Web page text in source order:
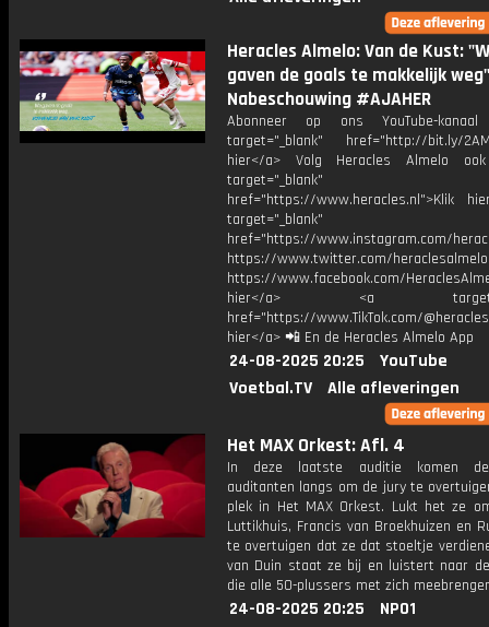
Heracles Almelo: Van de Kust:
gaven de goals te makkelijk
Nabeschouwing #AJAHER
Abonneer op ons YouTube-
target="_blank" href="http://bit.ly/
hier</a> Volg Heracles Almelo
target="_blank"
href="https://www.heracles.nl">Klik
target="_blank"
href="https://www.instagram.com/
https://www.twitter.com/heraclesalmelo
https://www.facebook.com/
hier</a> <a
href="https://www.TikTok.com/
hier</a> 📲 En de Heracles Almelo App
24-08-2025 20:25
YouTube
Voetbal.TV
Alle afleveringen
Het MAX Orkest: Afl. 4
In deze laatste auditie komen
auditanten langs om de jury te
plek in Het MAX Orkest. Lukt het ze
Luttikhuis, Francis van Broekhuizen en
te overtuigen dat ze dat stoeltje
van Duin staat ze bij en luistert naar
die alle 50-plussers met zich
24-08-2025 20:25
NPO1